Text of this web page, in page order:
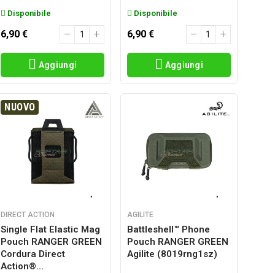
Disponibile
6,90 €
Aggiungi
Disponibile
6,90 €
Aggiungi
NUOVO
DIRECT ACTION
Single Flat Elastic Mag
Pouch RANGER GREEN
Cordura Direct
Action®...
AGILITE
Battleshell™ Phone
Pouch RANGER GREEN
Agilite (8019rng1sz)